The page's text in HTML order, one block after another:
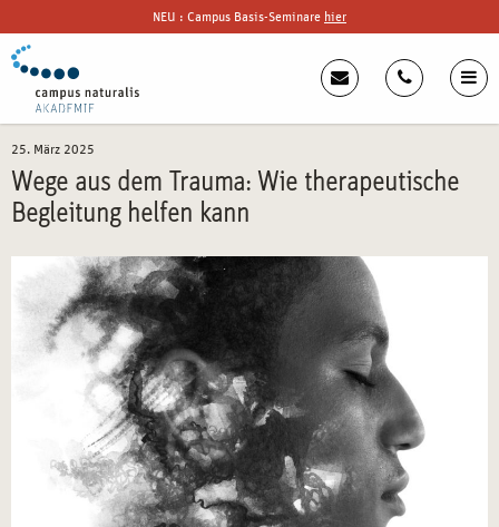
NEU : Campus Basis-Seminare hier
25. März 2025
Wege aus dem Trauma: Wie therapeutische
Begleitung helfen kann